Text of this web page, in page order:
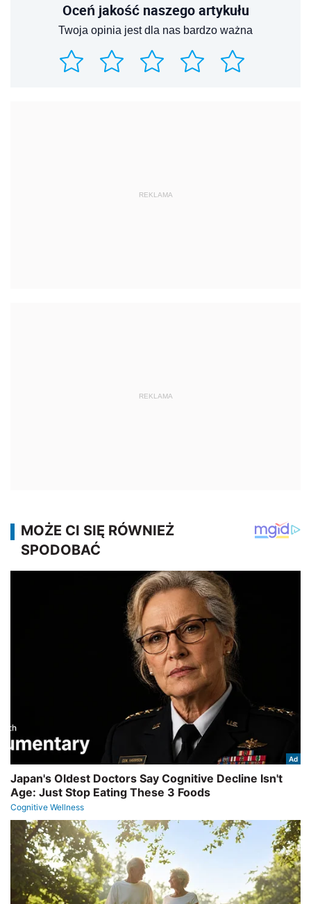
Oceń jakość naszego artykułu
Twoja opinia jest dla nas bardzo ważna
REKLAMA
REKLAMA